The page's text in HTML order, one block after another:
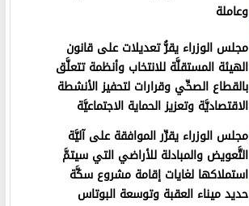
وعاملة
مجلس الوزراء يقرُّ تعديلات على قانون
الهيئة المستقلَّة للانتخاب وأنظمة تتعلَّق
بالقطاع الصحِّي وقرارات لتحفيز الأنشطة
الاقتصاديَّة وتعزيز الحماية الاجتماعيَّة
مجلس الوزراء يقرِّر الموافقة على آليَّة
التَّعويض والمبادلة للأراضي التي سيتمَّ
استملاكها لغايات إقامة مشروع سكَّة
حديد ميناء العقبة وتوسعة البوتاس